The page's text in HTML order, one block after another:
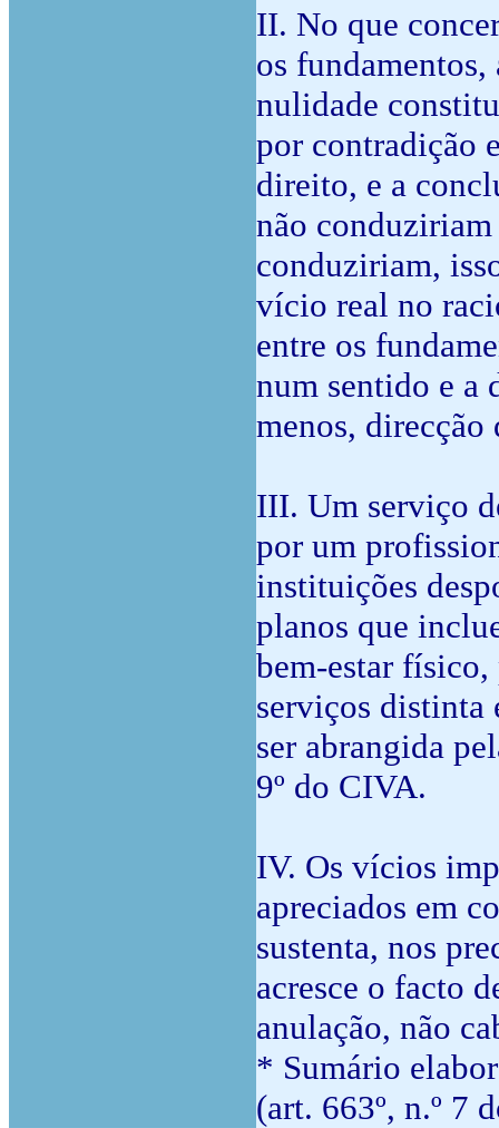
II. No que
os
nulidade
por contradição
direito, e a
não conduziriam
conduziriam,
vício real no
entre os
num sentido e a
menos, direcção
III. Um serviço
por um
instituições
planos que
bem-estar
serviços distinta
ser abrangida
9º do CIVA.
IV. Os vícios
apreciados em
sustenta, nos
acresce o facto
anulação, não
* Sumário
(art. 663º, n.º 7